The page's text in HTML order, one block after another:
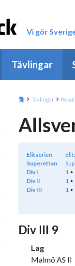
Vi gör
Tävlingar
Tävlingar
Elitserien
Superettan
Div I
1
Div II
1
Div III
1
Div III 9
Lag
Malmö AS II